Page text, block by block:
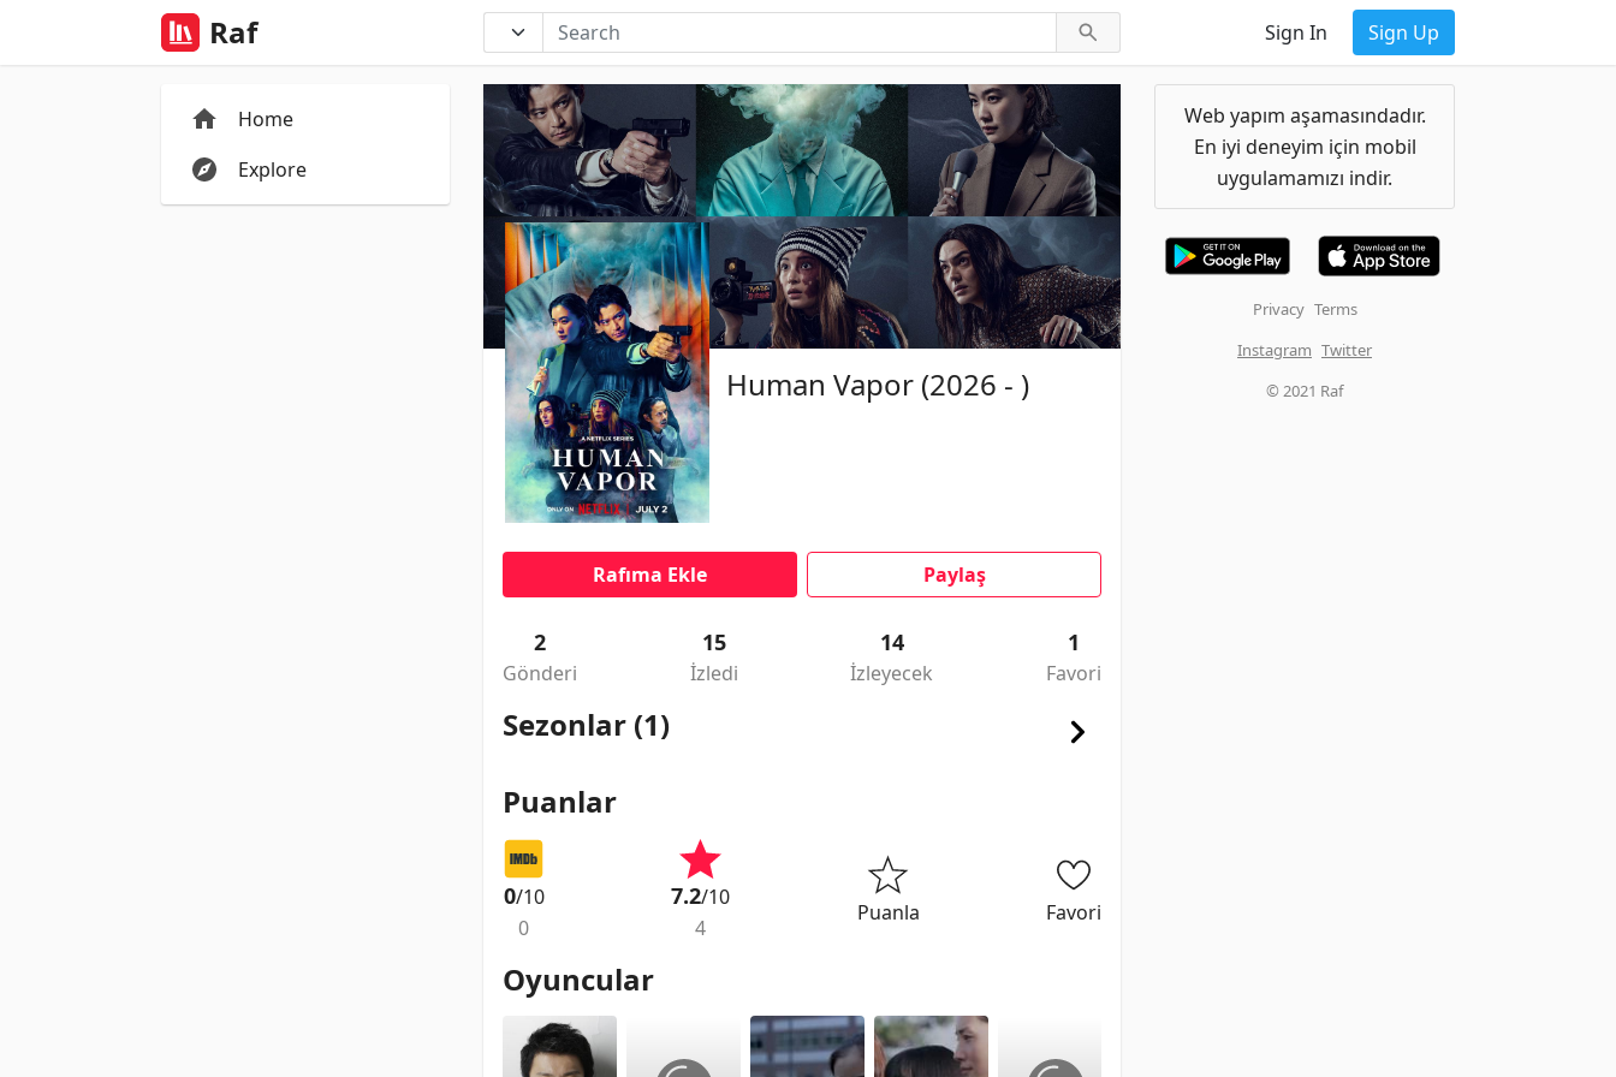
Raf Sign In Sign Up
Home
Explore
Human Vapor (2026 - )
Rafıma Ekle Paylaş
2
Gönderi
15
İzledi
14
İzleyecek
1
Favori
Sezonlar (1)
Puanlar
0/10
0
7.2/10
4
Puanla Favori
Oyuncular
Web yapım aşamasındadır.
En iyi deneyim için mobil
uygulamamızı indir.
Privacy Terms
Instagram Twitter
© 2021 Raf